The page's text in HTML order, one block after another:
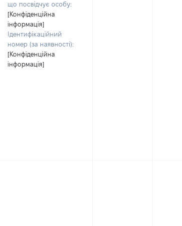
що посвідчує особу:
[Конфіденційна
інформація]
Ідентифікаційний
номер (за наявності):
[Конфіденційна
інформація]